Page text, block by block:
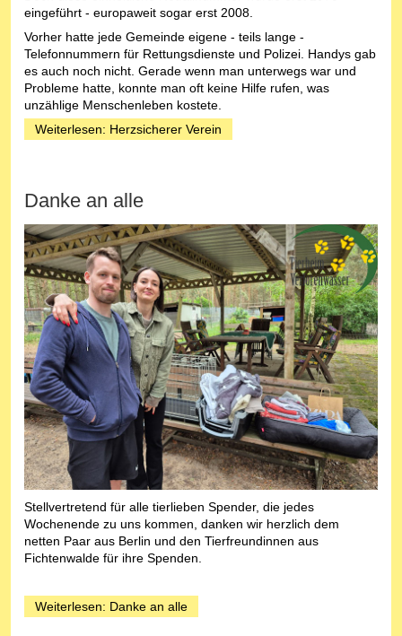
eingeführt - europaweit sogar erst 2008.
Vorher hatte jede Gemeinde eigene - teils lange -
Telefonnummern für Rettungsdienste und Polizei. Handys gab
es auch noch nicht. Gerade wenn man unterwegs war und
Probleme hatte, konnte man oft keine Hilfe rufen, was
unzählige Menschenleben kostete.
Weiterlesen: Herzsicherer Verein
Danke an alle
Stellvertretend für alle tierlieben Spender, die jedes
Wochenende zu uns kommen, danken wir herzlich dem
netten Paar aus Berlin und den Tierfreundinnen aus
Fichtenwalde für ihre Spenden.
Weiterlesen: Danke an alle